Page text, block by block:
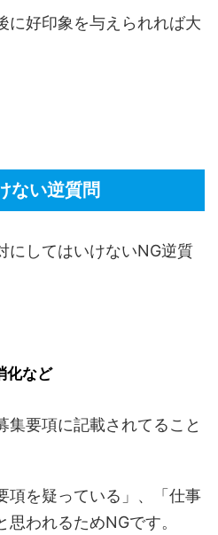
に好印象を与えられれば大
ない逆質問
にしてはいけないNG逆質
化など
集要項に記載されてること
項を疑っている」、「仕事
われるためNGです。